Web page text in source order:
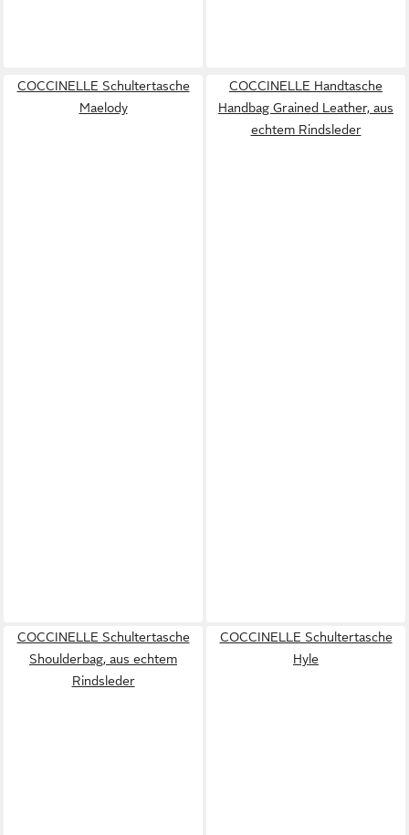
COCCINELLE Schultertasche
Maelody
COCCINELLE Handtasche
Handbag Grained Leather, aus
echtem Rindsleder
COCCINELLE Schultertasche
Shoulderbag, aus echtem
Rindsleder
COCCINELLE Schultertasche
Hyle